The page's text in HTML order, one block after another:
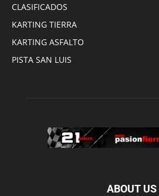
CLASIFICADOS
KARTING TIERRA
KARTING ASFALTO
PISTA SAN LUIS
ABOUT US